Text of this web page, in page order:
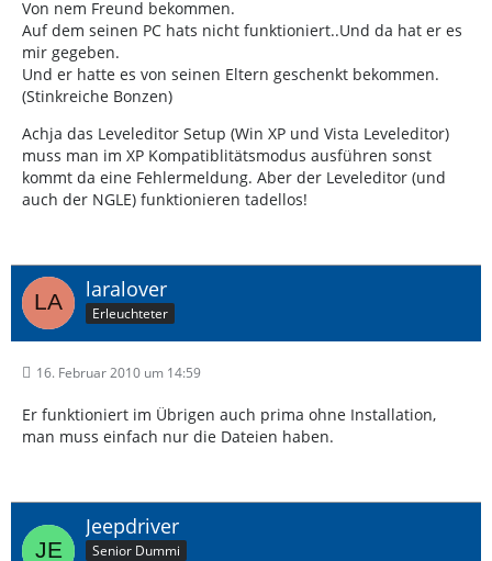
Von nem Freund bekommen.
Auf dem seinen PC hats nicht funktioniert..Und da hat er es
mir gegeben.
Und er hatte es von seinen Eltern geschenkt bekommen.
(Stinkreiche Bonzen)
Achja das Leveleditor Setup (Win XP und Vista Leveleditor)
muss man im XP Kompatiblitätsmodus ausführen sonst
kommt da eine Fehlermeldung. Aber der Leveleditor (und
auch der NGLE) funktionieren tadellos!
laralover
Erleuchteter
16. Februar 2010 um 14:59
Er funktioniert im Übrigen auch prima ohne Installation,
man muss einfach nur die Dateien haben.
Jeepdriver
Senior Dummi